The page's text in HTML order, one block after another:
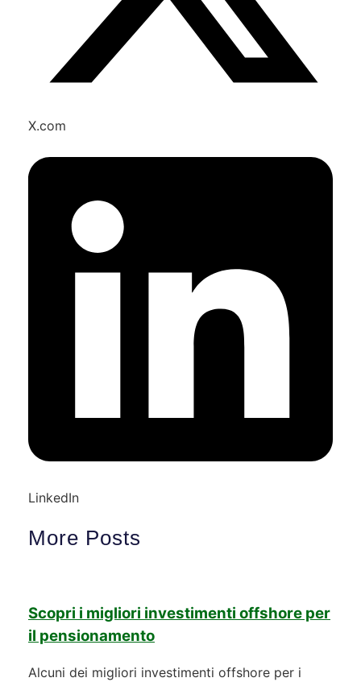
X.com
LinkedIn
More Posts
Scopri i migliori investimenti offshore per
il pensionamento
Alcuni dei migliori investimenti offshore per i